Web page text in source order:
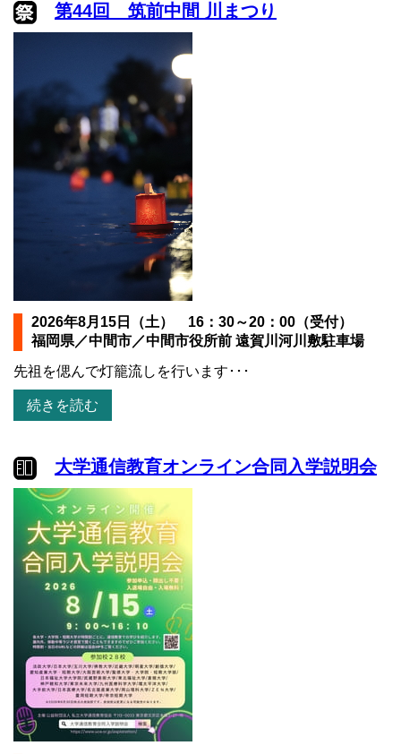
第44回 筑前中間 川まつり
2026年8月15日（土） 16：30～20：00（受付）
福岡県／中間市／中間市役所前 遠賀川河川敷駐車場
先祖を偲んで灯籠流しを行います･･･
続きを読む
大学通信教育オンライン合同入学説明会